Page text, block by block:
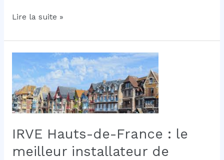
Ma
de
recharge
démarre
pas
:
causes,
et
solutions
Lire la suite »
IRVE Hauts-de-France : le
meilleur installateur de